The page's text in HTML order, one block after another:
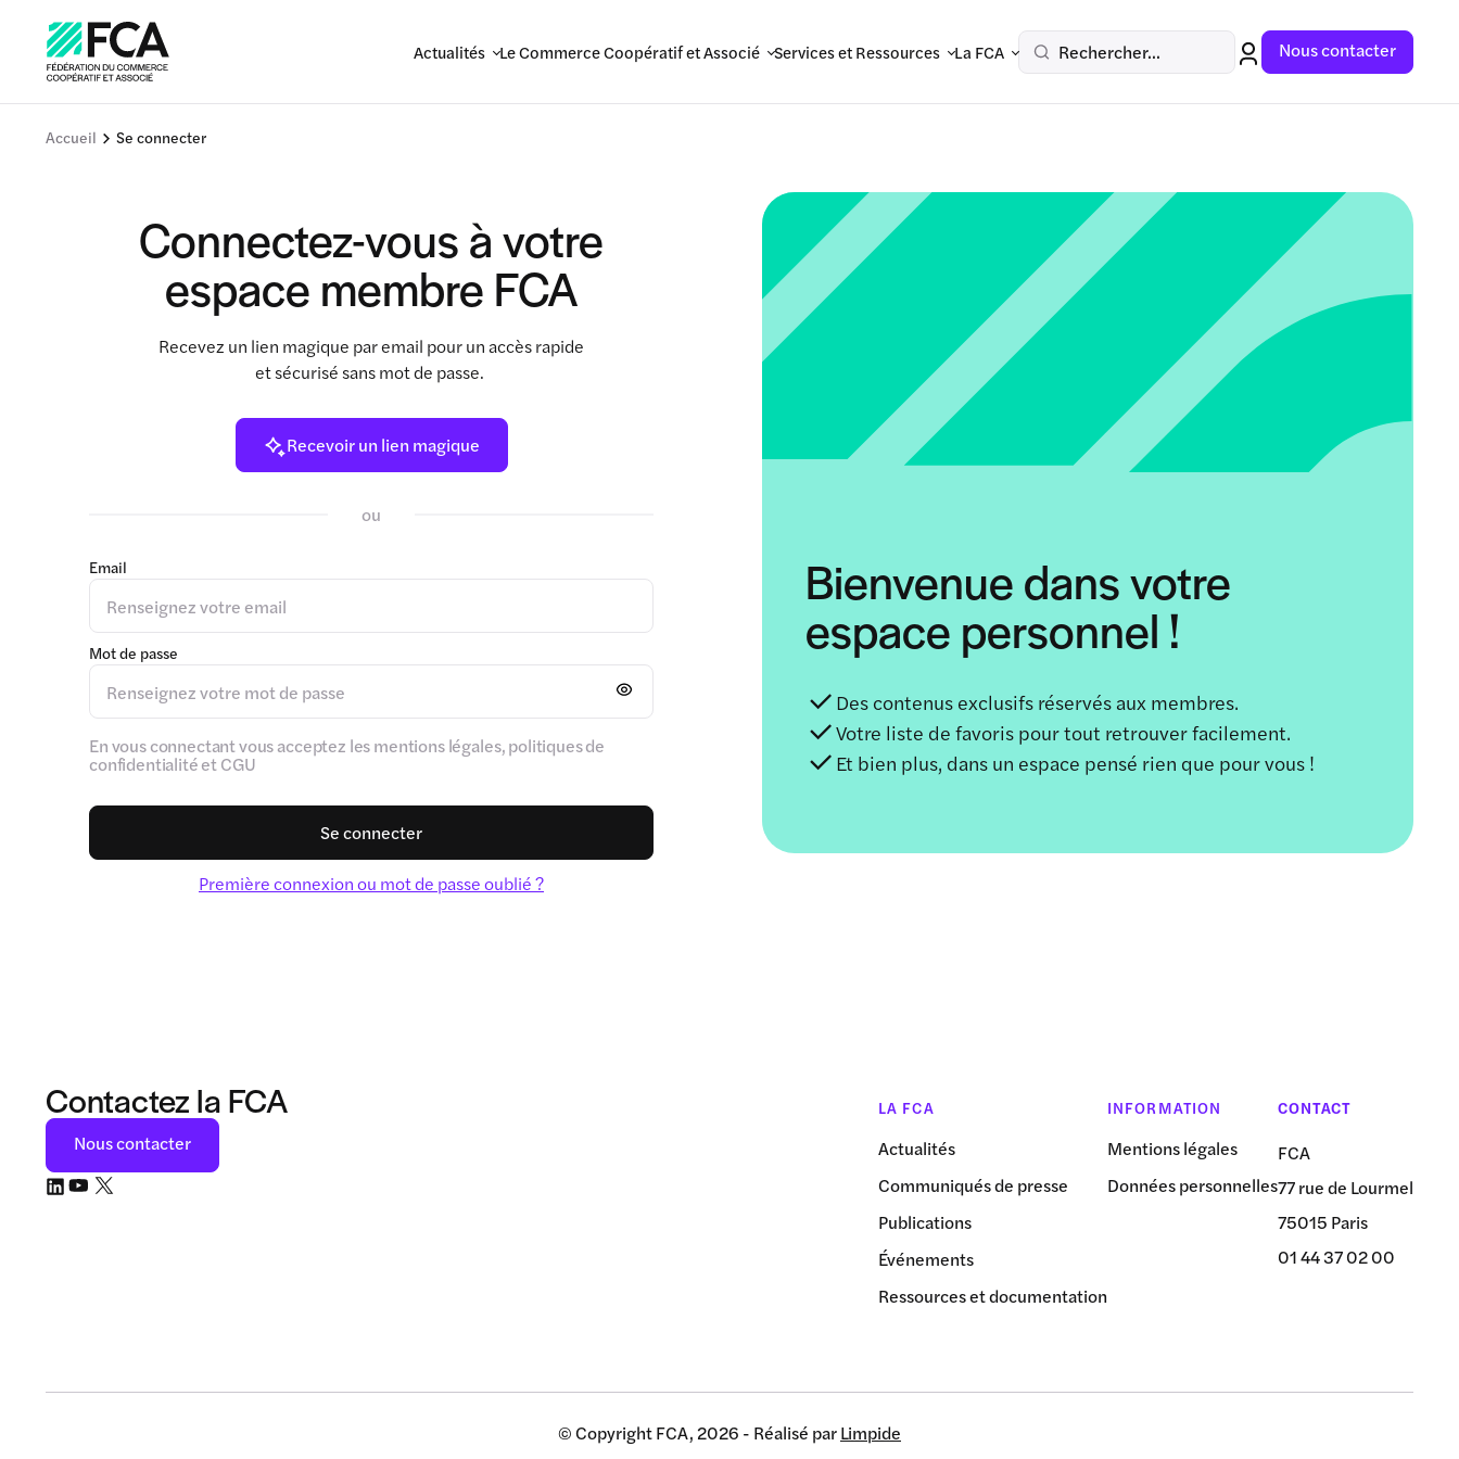
Actualités Le Commerce Coopératif et Associé Services et Ressources La FCA Rechercher... Nous contacter
Accueil Se connecter
Connectez-vous à votre
espace membre FCA
Recevez un lien magique par email pour un accès rapide
et sécurisé sans mot de passe.
Recevoir un lien magique
ou
Email
Mot de passe
En vous connectant vous acceptez les mentions légales, politiques de
confidentialité et CGU
Se connecter
Première connexion ou mot de passe oublié ?
Bienvenue dans votre
espace personnel !
Des contenus exclusifs réservés aux membres.
Votre liste de favoris pour tout retrouver facilement.
Et bien plus, dans un espace pensé rien que pour vous !
Contactez la FCA
Nous contacter
LA FCA
Actualités
Communiqués de presse
Publications
Événements
Ressources et documentation
INFORMATION
Mentions légales
Données personnelles
CONTACT
FCA
77 rue de Lourmel
75015 Paris
01 44 37 02 00
© Copyright FCA, 2026 - Réalisé parLimpide